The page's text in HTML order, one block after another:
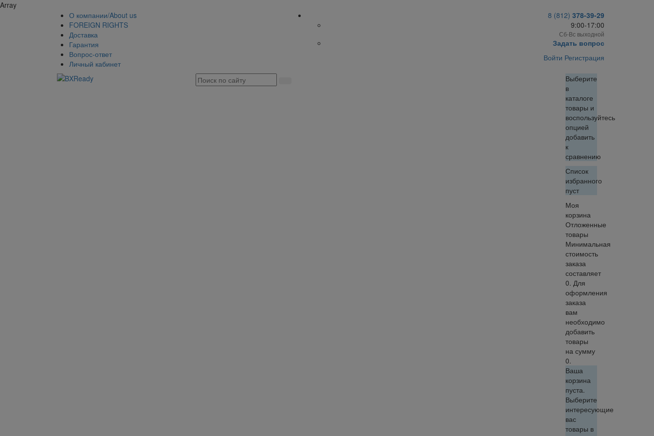
Array
О компании/About us
FOREIGN RIGHTS
Доставка
Гарантия
Вопрос-ответ
Личный кабинет
8 (812) 378-39-29
9:00-17:00
Сб-Вс выходной
Задать вопрос
Войти Регистрация
Выберите
в
каталоге
товары и
воспользуйтесь
опцией
добавить
к
сравнению
Список
избранного
пуст
Моя
корзина
Отложенные
товары
Минимальная
стоимость
заказа
составляет
0. Для
оформления
заказа
вам
необходимо
добавить
товары
на сумму
0.
Ваша
корзина
пуста.
Выберите
интересующие
вас
товары в